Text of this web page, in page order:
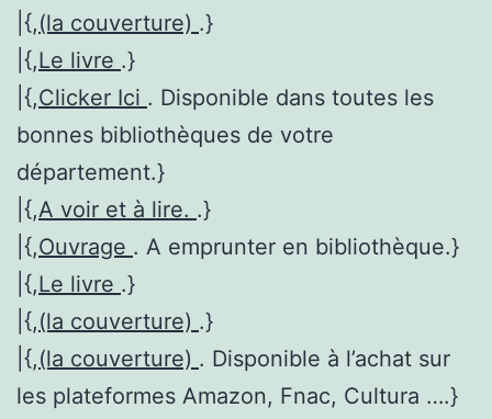
|{,(la couverture) .}
|{,Le livre .}
|{,Clicker Ici . Disponible dans toutes les
bonnes bibliothèques de votre
département.}
|{,A voir et à lire. .}
|{,Ouvrage . A emprunter en bibliothèque.}
|{,Le livre .}
|{,(la couverture) .}
|{,(la couverture) . Disponible à l’achat sur
les plateformes Amazon, Fnac, Cultura ….}